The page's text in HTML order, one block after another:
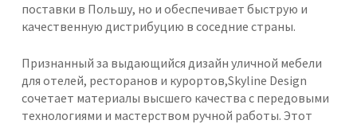
поставки в Польшу, но и обеспечивает быструю и
качественную дистрибуцию в соседние страны.
Признанный за выдающийся дизайн уличной мебели
для отелей, ресторанов и курортов,Skyline Design
сочетает материалы высшего качества с передовыми
технологиями и мастерством ручной работы. Этот